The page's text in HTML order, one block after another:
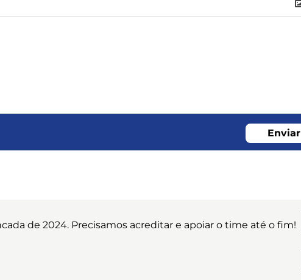
Enviar
de 2024. Precisamos acreditar e apoiar o time até o fim!